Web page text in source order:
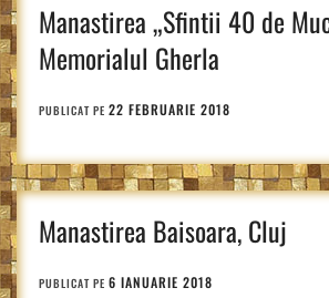
Manastirea „Sfintii 40 de
Memorialul Gherla
PUBLICAT PE 22 FEBRUARIE 2018
Manastirea Baisoara, Cluj
PUBLICAT PE 6 IANUARIE 2018